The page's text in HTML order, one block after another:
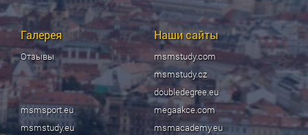
Галерея
Отзывы
Наши сайты
msmstudy.com
msmstudy.cz
doubledegree.eu
msmsport.eu
msmstudy.eu
megaakce.com
msmacademy.eu